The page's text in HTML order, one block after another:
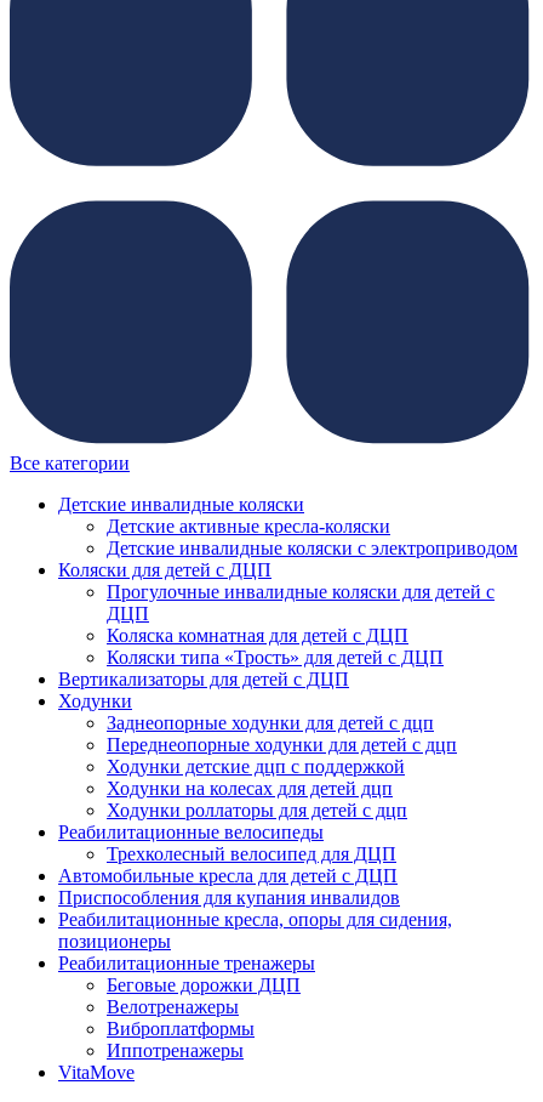
Все категории
Детские инвалидные коляски
Детские активные кресла-коляски
Детские инвалидные коляски с электроприводом
Коляски для детей с ДЦП
Прогулочные инвалидные коляски для детей с
ДЦП
Коляска комнатная для детей с ДЦП
Коляски типа «Трость» для детей с ДЦП
Вертикализаторы для детей с ДЦП
Ходунки
Заднеопорные ходунки для детей с дцп
Переднеопорные ходунки для детей с дцп
Ходунки детские дцп с поддержкой
Ходунки на колесах для детей дцп
Ходунки роллаторы для детей с дцп
Реабилитационные велосипеды
Трехколесный велосипед для ДЦП
Автомобильные кресла для детей с ДЦП
Приспособления для купания инвалидов
Реабилитационные кресла, опоры для сидения,
позиционеры
Реабилитационные тренажеры
Беговые дорожки ДЦП
Велотренажеры
Виброплатформы
Иппотренажеры
VitaMove